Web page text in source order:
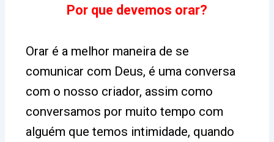
Por que devemos orar?
Orar é a melhor maneira de se
comunicar com Deus, é uma conversa
com o nosso criador, assim como
conversamos por muito tempo com
alguém que temos intimidade, quando